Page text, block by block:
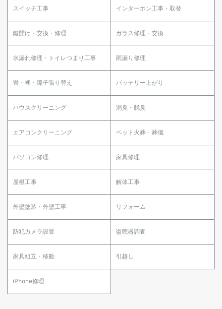
スイッチ工事 インターホン工事・取替
鍵開け・交換・修理 ガラス修理・交換
水漏れ修理・トイレつまり工事 雨漏り修理
畳・襖・障子張り替え バッテリー上がり
ハウスクリーニング 消臭・脱臭
エアコンクリーニング ペット火葬・葬儀
パソコン修理 家具修理
屋根工事 解体工事
外壁塗装・外壁工事 リフォーム
防犯カメラ設置 盗聴器調査
家具組立・移動 引越し
iPhone修理